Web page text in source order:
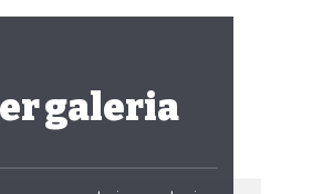
galeria